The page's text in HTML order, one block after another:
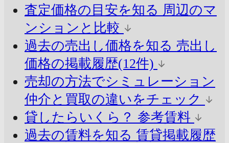
査定価格の目安を知る 周辺のマ
ンションと比較
過去の売出し価格を知る 売出し
価格の掲載履歴(12件)
売却の方法でシミュレーション
仲介と買取の違いをチェック
貸したらいくら？ 参考賃料
過去の賃料を知る 賃貸掲載履歴